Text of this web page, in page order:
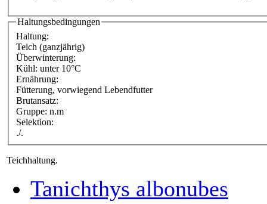
Haltungsbedingungen
Haltung:
Teich (ganzjährig)
Überwinterung:
Kühl: unter 10°C
Ernährung:
Fütterung, vorwiegend Lebendfutter
Brutansatz:
Gruppe: n.m
Selektion:
./.
Teichhaltung.
Tanichthys albonubes